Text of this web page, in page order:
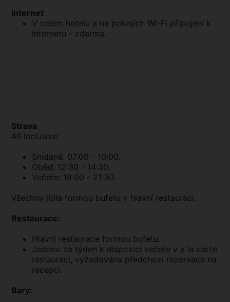
Internet
V celém hotelu a na pokojích Wi-Fi připojení k
internetu - zdarma.
Strava
All Inclusive:
Snídaně: 07:00 - 10:00.
Oběd: 12:30 - 14:30.
Večeře: 18:00 - 21:30.
Všechny jídla formou bufetu v hlavní restauraci.
Restaurace:
Hlavní restaurace formou bufetu.
Jednou za týden k dispozici večeře v a la carte
restauraci, vyžadována předchozí rezervace na
recepci.
Bary: